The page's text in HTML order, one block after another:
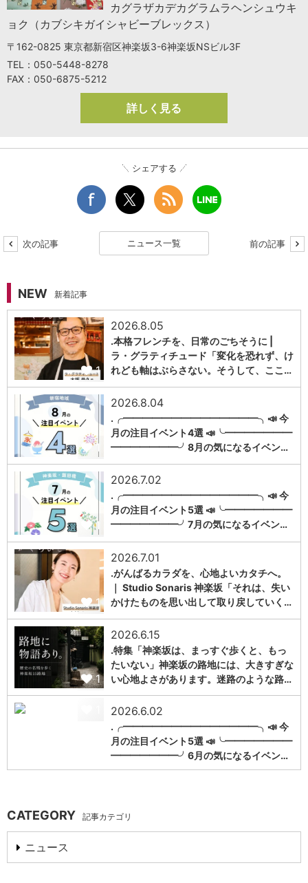
カグラザカデカグラムラヘンシュウキ
ョク（カブシキガイシャビーブレックス）
〒162-0825 東京都新宿区神楽坂3-6神楽坂NSビル3F
TEL：050-5448-8278
FAX：050-6875-5212
詳しく見る
シェアする
次の記事 ニュース一覧 前の記事
NEW 新着記事
1
2026.8.05
.本格フレンチを、日常のごちそうに |
ラ・グラティチュード「変化を恐れず、け
れども軸はぶらさない。そうして、ここ…
1
2026.8.04
.╭━━━━━━━━━━━━━━╮📣 今
月の注目イベント4選 📣╰━━━━━━━
━━━━━━━╯8月の気になるイベン…
1
2026.7.02
.╭━━━━━━━━━━━━━━╮📣 今
月の注目イベント5選 📣╰━━━━━━━
━━━━━━━╯7月の気になるイベン…
1
2026.7.01
.がんばるカラダを、心地よいカタチへ。
｜ Studio Sonaris 神楽坂「それは、失い
かけたものを思い出して取り戻していく…
1
2026.6.15
.特集「神楽坂は、まっすぐ歩くと、もっ
たいない」神楽坂の路地には、大きすぎな
い心地よさがあります。迷路のような路…
2026.6.02
.╭━━━━━━━━━━━━━━╮📣 今
月の注目イベント5選 📣╰━━━━━━━
━━━━━━━╯6月の気になるイベン…
CATEGORY 記事カテゴリ
ニュース